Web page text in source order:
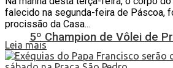
5º Champion de Vôlei de
falecido na segunda-feira de Páscoa,
procissão da Casa...
Leia mais